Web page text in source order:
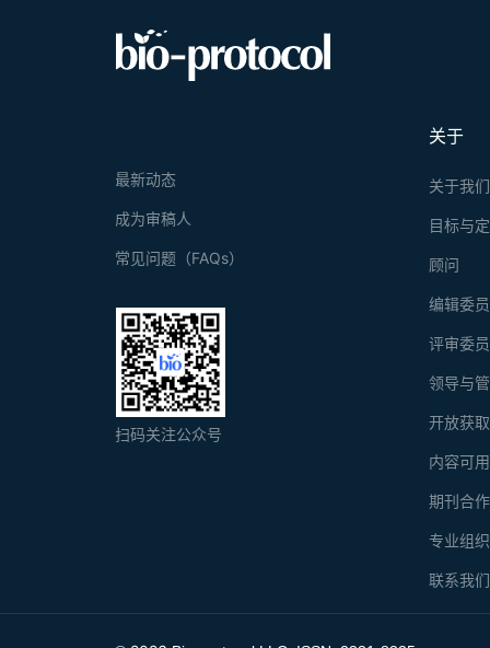
关于
关于我们
目标与
顾问
编辑委
评审委
领导与
开放获
内容可
期刊合
专业组
联系我们
最新动态
成为审稿人
常见问题（FAQs）
扫码关注公众号